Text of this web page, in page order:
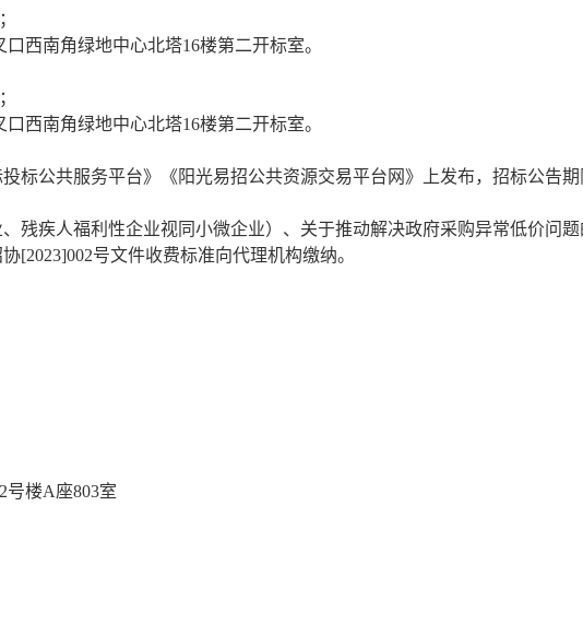
口西南角绿地中心北塔16楼第二开标室。
口西南角绿地中心北塔16楼第二开标室。
投标公共服务平台》《阳光易招公共资源交易平台网》 上发布，招标公告期
残疾人福利性企业视同小微企业）、关于推动解决政府采购异常低价问题
协[2023]002号文件收费标准向代理机构缴纳。
号楼A座803室